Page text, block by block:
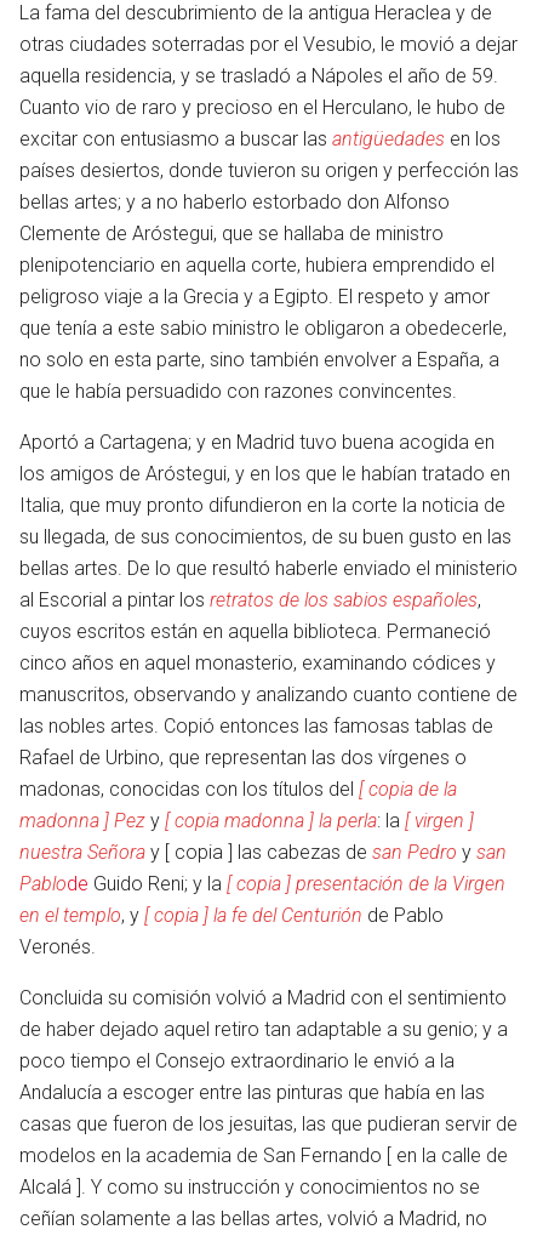
otro
La fama del descubrimiento de la antigua Heraclea y de
otras ciudades soterradas por el Vesubio, le movió a dejar
aquella residencia, y se trasladó a Nápoles el año de 59.
Cuanto vio de raro y precioso en el Herculano, le hubo de
excitar con entusiasmo a buscar las antigüedades en los
países desiertos, donde tuvieron su origen y perfección las
bellas artes; y a no haberlo estorbado don Alfonso
Clemente de Aróstegui, que se hallaba de ministro
plenipotenciario en aquella corte, hubiera emprendido el
peligroso viaje a la Grecia y a Egipto. El respeto y amor
que tenía a este sabio ministro le obligaron a obedecerle,
no solo en esta parte, sino también envolver a España, a
que le había persuadido con razones convincentes.
Aportó a Cartagena; y en Madrid tuvo buena acogida en
los amigos de Aróstegui, y en los que le habían tratado en
Italia, que muy pronto difundieron en la corte la noticia de
su llegada, de sus conocimientos, de su buen gusto en las
bellas artes. De lo que resultó haberle enviado el ministerio
al Escorial a pintar los retratos de los sabios españoles,
cuyos escritos están en aquella biblioteca. Permaneció
cinco años en aquel monasterio, examinando códices y
manuscritos, observando y analizando cuanto contiene de
las nobles artes. Copió entonces las famosas tablas de
Rafael de Urbino, que representan las dos vírgenes o
madonas, conocidas con los títulos del [ copia de la
madonna ] Pez y [ copia madonna ] la perla: la [ virgen ]
nuestra Señora y [ copia ] las cabezas de san Pedro y san
Pablode Guido Reni; y la [ copia ] presentación de la Virgen
en el templo, y [ copia ] la fe del Centurión de Pablo
Veronés.
Concluida su comisión volvió a Madrid con el sentimiento
de haber dejado aquel retiro tan adaptable a su genio; y a
poco tiempo el Consejo extraordinario le envió a la
Andalucía a escoger entre las pinturas que había en las
casas que fueron de los jesuitas, las que pudieran servir de
modelos en la academia de San Fernando [ en la calle de
Alcalá ]. Y como su instrucción y conocimientos no se
ceñían solamente a las bellas artes, volvió a Madrid, no